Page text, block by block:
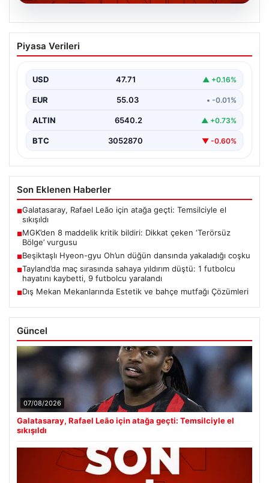
06.08.2026
MGK’den 8 maddelik kritik bildiri: Dikkat
çeken ‘Terörsüz Bölge’ vurgusu
Piyasa Verileri
USD 47.71 ▲ +0.16%
EUR 55.03 • -0.01%
ALTIN 6540.2 ▲ +0.73%
BTC 3052870 ▼ -0.60%
Son Eklenen Haberler
■Galatasaray, Rafael Leão için atağa geçti: Temsilciyle el
sıkışıldı
■MGK’den 8 maddelik kritik bildiri: Dikkat çeken ‘Terörsüz
Bölge’ vurgusu
■Beşiktaşlı Hyeon-gyu Oh’un düğün dansında yakaladığı coşku
■Tayland’da maç sırasında sahaya yıldırım düştü: 1 futbolcu
hayatını kaybetti, 9 futbolcu yaralandı
■Dış Mekan Mekanlarında Estetik ve bahçe mutfağı Çözümleri
Güncel
07/08/2026
Galatasaray, Rafael Leão için atağa geçti: Temsilciyle el
sıkışıldı